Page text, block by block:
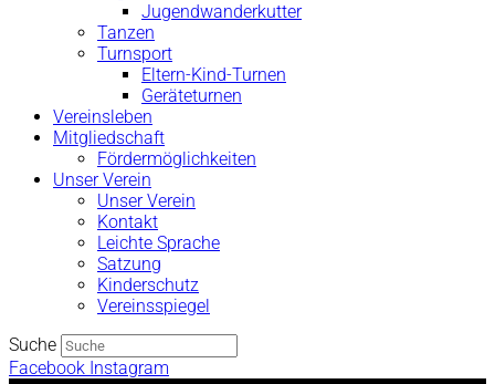
Jugendwanderkutter
Tanzen
Turnsport
Eltern-Kind-Turnen
Geräteturnen
Vereinsleben
Mitgliedschaft
Fördermöglichkeiten
Unser Verein
Unser Verein
Kontakt
Leichte Sprache
Satzung
Kinderschutz
Vereinsspiegel
Suche
Facebook Instagram